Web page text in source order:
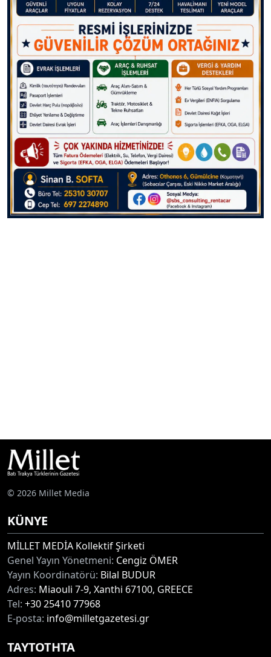
© 2026 Millet Media
KÜNYE
MİLLET MEDİA Kollektif Şirketi
Genel Yayın Yönetmeni: Cengiz ÖMER
Yayın Koordinatörü: Bilal BUDUR
Adres: Miaouli 7-9, Xanthi 67100, GREECE
Tel: +30 25410 77968
E-posta: info@milletgazetesi.gr
ΤΑΥΤΟΤΗΤΑ